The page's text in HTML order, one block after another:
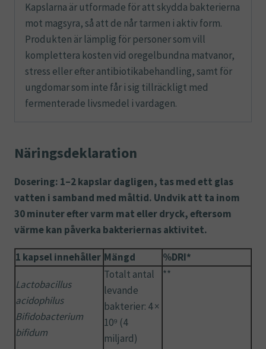
Kapslarna är utformade för att skydda bakterierna
mot magsyra, så att de når tarmen i aktiv form.
Produkten är lämplig för personer som vill
komplettera kosten vid oregelbundna matvanor,
stress eller efter antibiotikabehandling, samt för
ungdomar som inte får i sig tillräckligt med
fermenterade livsmedel i vardagen.
Näringsdeklaration
Dosering: 1–2 kapslar dagligen, tas med ett glas
vatten i samband med måltid. Undvik att ta inom
30 minuter efter varm mat eller dryck, eftersom
värme kan påverka bakteriernas aktivitet.
1 kapsel innehåller Mängd %DRI*
Lactobacillus
acidophilus
Bifidobacterium
bifidum
Totalt antal
levande
bakterier: 4 ×
10⁹ (4
miljard)
**